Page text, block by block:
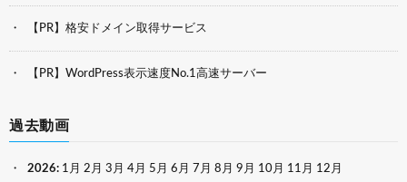
【PR】格安ドメイン取得サービス
【PR】WordPress表示速度No.1高速サーバー
過去動画
2026: 1月 2月 3月 4月 5月 6月 7月 8月 9月 10月 11月 12月